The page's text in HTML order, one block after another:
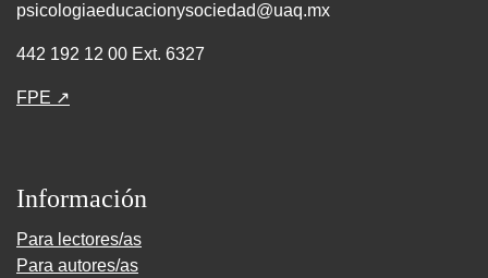
psicologiaeducacionysociedad@uaq.mx
442 192 12 00 Ext. 6327
FPE ↗
Información
Para lectores/as
Para autores/as